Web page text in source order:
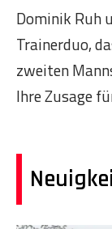
Dominik Ruh
Trainerduo,
zweiten
Ihre Zusage